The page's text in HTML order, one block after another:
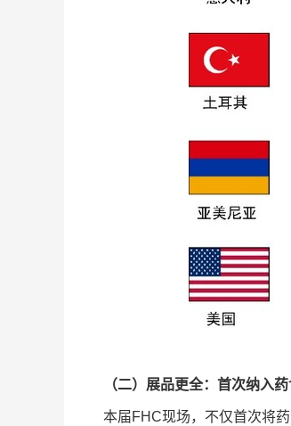
（二）展品更全：首次纳入
本届FHC现场，不仅首次将